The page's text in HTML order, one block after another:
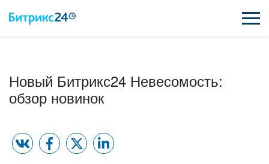
ЦЕНЫ
ВНЕДРЕНИЕ
Новый Битрикс24 Невесомость:
обзор новинок